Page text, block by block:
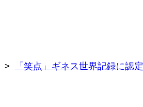
「笑点」ギネス世界記録に認定